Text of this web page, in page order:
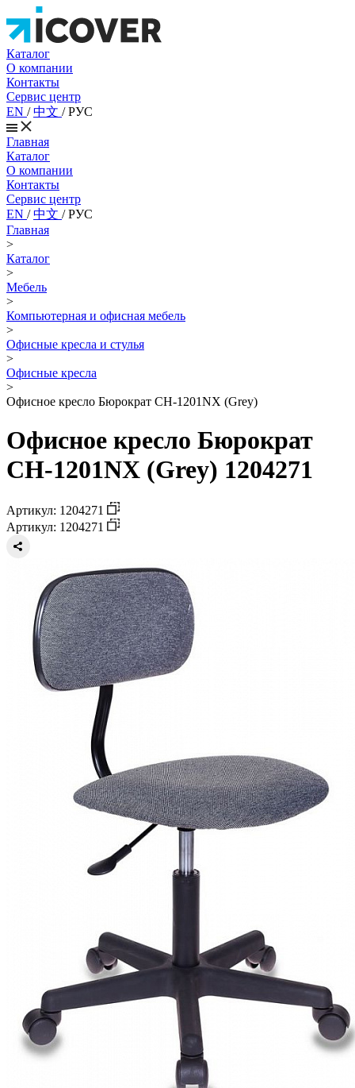
Каталог
О компании
Контакты
Сервис центр
EN /中文 /РУС
Главная
Каталог
О компании
Контакты
Сервис центр
EN /中文 /РУС
Главная
>
Каталог
>
Мебель
>
Компьютерная и офисная мебель
>
Офисные кресла и стулья
>
Офисные кресла
>
Офисное кресло Бюрократ CH-1201NX (Grey)
Офисное кресло Бюрократ
CH-1201NX (Grey) 1204271
Артикул: 1204271
Артикул: 1204271